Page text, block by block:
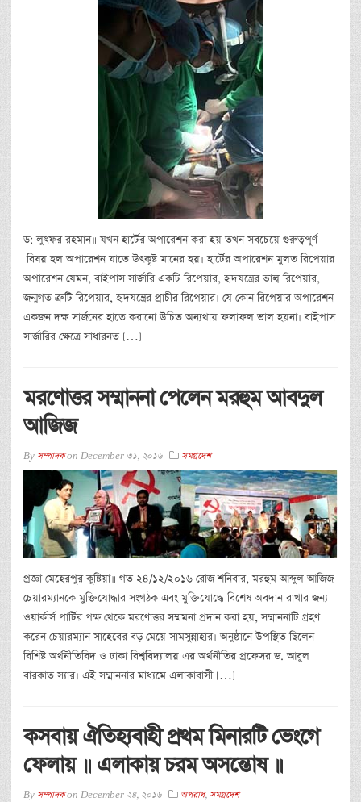
ড: লুৎফর রহমান॥ যখন হার্টের অপারেশন করা হয় তখন সবচেয়ে গুরুত্বপূর্ণ
বিষয় হল অপারেশন যাতে উৎকৃষ্ট মানের হয়। হার্টের অপারেশন মুলত রিপেয়ার
অপারেশন যেমন, বাইপাস সার্জারি একটি রিপেয়ার, হৃদযন্ত্রের ভাল্ব রিপেয়ার,
জন্মগত ত্রুটি রিপেয়ার, হৃদযন্ত্রের প্রাচীর রিপেয়ার। যে কোন রিপেয়ার অপারেশন
একজন দক্ষ সার্জনের হাতে করানো উচিত অন্যথায় ফলাফল ভাল হয়না। বাইপাস
সার্জারির ক্ষেত্রে সাধারনত […]
মরণোত্তর সম্মাননা পেলেন মরহুম আবদুল
আজিজ
By সম্পাদকon December 31, 2016 সমগ্রদেশ
প্রজ্ঞা মেহেরপুর কুষ্টিয়া॥ গত ২৪/১২/২০১৬ রোজ শনিবার, মরহুম আব্দুল আজিজ
চেয়ারম্যানকে মুক্তিযোদ্ধার সংগঠক এবং মুক্তিযোদ্ধে বিশেষ অবদান রাখার জন্য
ওয়ার্কার্স পার্টির পক্ষ থেকে মরণোত্তর সম্মমনা প্রদান করা হয়, সম্মাননাটি গ্রহণ
করেন চেয়ারম্যান সাহেবের বড় মেয়ে সামসুন্নাহার। অনুষ্ঠানে উপস্থিত ছিলেন
বিশিষ্ট অর্থনীতিবিদ ও ঢাকা বিশ্ববিদ্যালয় এর অর্থনীতির প্রফেসর ড. আবুল
বারকাত স্যার। এই সম্মাননার মাধ্যমে এলাকাবাসী […]
কসবায় ঐতিহ্যবাহী প্রথম মিনারটি ভেংগে
ফেলায় ॥ এলাকায় চরম অসন্তোষ ॥
By সম্পাদকon December 24, 2016 অপরাধ, সমগ্রদেশ